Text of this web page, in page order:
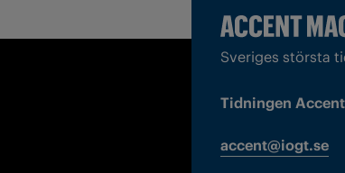
Sveriges största
Tidningen
accent@iogt.se